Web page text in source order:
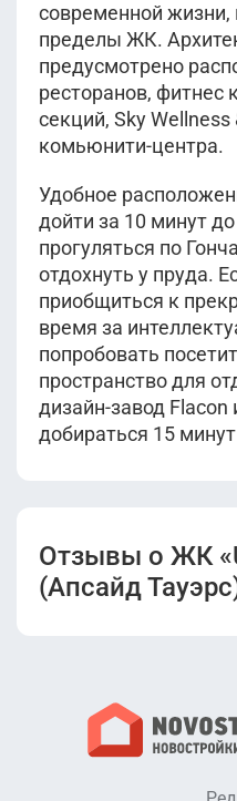
современной
пределы ЖК.
предусмотрено
ресторанов, фитнес
секций, Sky Wellness
комьюнити-центра.
Удобное
дойти за 10 минут
прогуляться по
отдохнуть у пруда.
приобщиться к
время за
попробовать
пространство для
дизайн-завод
добираться 15
Отзывы о ЖК
(Апсайд